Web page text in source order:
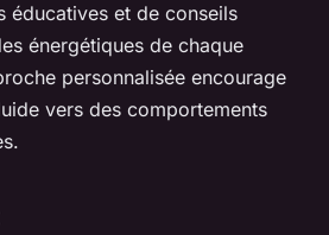
éducatives et de conseils
énergétiques de chaque
personnalisée encourage
vers des comportements